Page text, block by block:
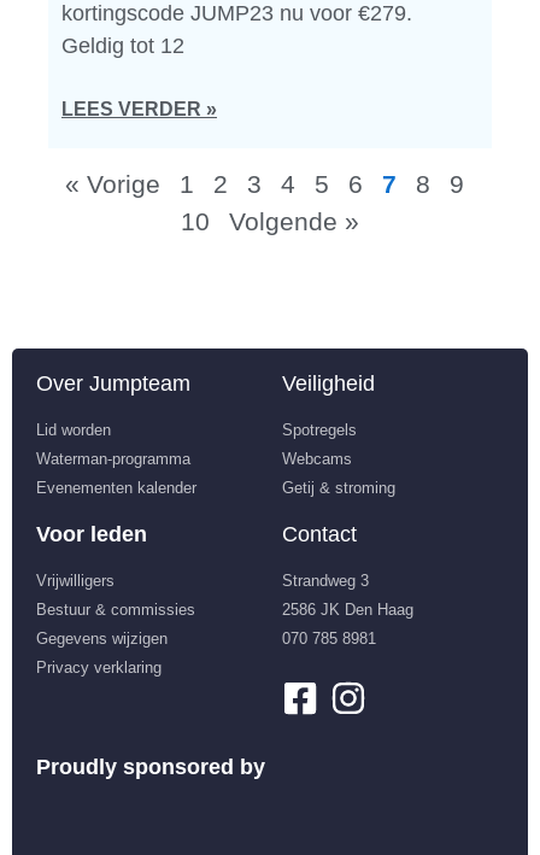
kortingscode JUMP23 nu voor €279.
Geldig tot 12
LEES VERDER »
« Vorige 1 2 3 4 5 6 7 8
9
10
Volgende »
Over Jumpteam
Lid worden
Waterman-programma
Evenementen kalender
Veiligheid
Spotregels
Webcams
Getij & stroming
Voor leden
Vrijwilligers
Bestuur & commissies
Gegevens wijzigen
Privacy verklaring
Contact
Strandweg 3
2586 JK Den Haag
070 785 8981
Proudly sponsored by